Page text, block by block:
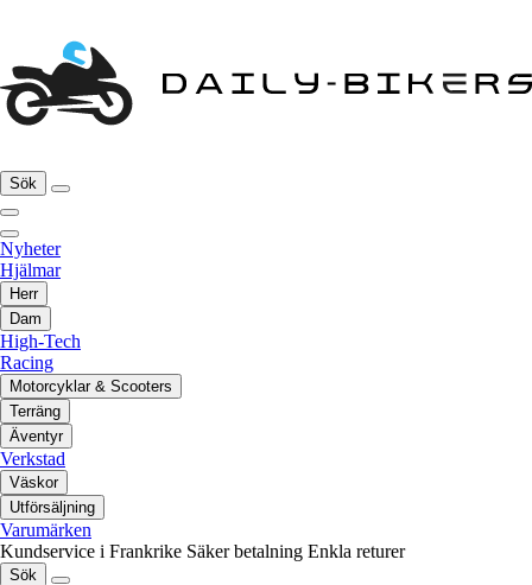
Sök
Nyheter
Hjälmar
Herr
Dam
High-Tech
Racing
Motorcyklar & Scooters
Terräng
Äventyr
Verkstad
Väskor
Utförsäljning
Varumärken
Kundservice i Frankrike Säker betalning Enkla returer
Sök